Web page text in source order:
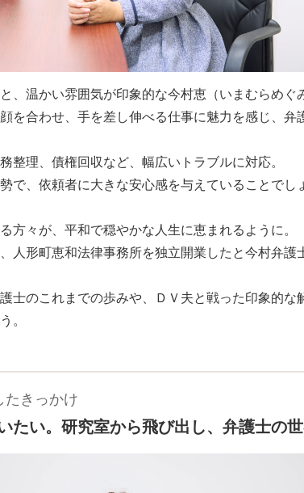
、温かい雰囲気が印象的な今村恵（いまむらめぐ
を合わせ、手を差し伸べる仕事に魅力を感じ、弁
整理、債権回収など、幅広いトラブルに対応。
で、依頼者に大きな安心感を与えていることでし
方々が、平和で穏やかな人生に恵まれるように。
人形町恵和法律事務所を独立開業したと今村弁護
士のこれまでの歩みや、ＤＶ夫と戦った印象的な
。
たきっかけ
たい。研究室から飛び出し、弁護士の